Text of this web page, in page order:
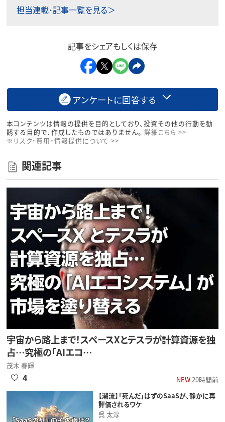
担当連載･記事一覧を見る＞
記事をシェアもしくは保存
アンケートに回答する
本コンテンツは情報の提供を目的としており、投資その他の行動を勧
誘する目的で、作成したものではありません。 詳細こちら >>
※リスク・費用・情報提供について >>
関連記事
宇宙から路上まで！スペースXとテスラが計算資源を独
占…究極の「AIエコ…
茂木 春輝
NEW20時間前
4
【潮流】「死んだ」はずのSaaSが、静かに再
評価されるワケ
呉 太淳